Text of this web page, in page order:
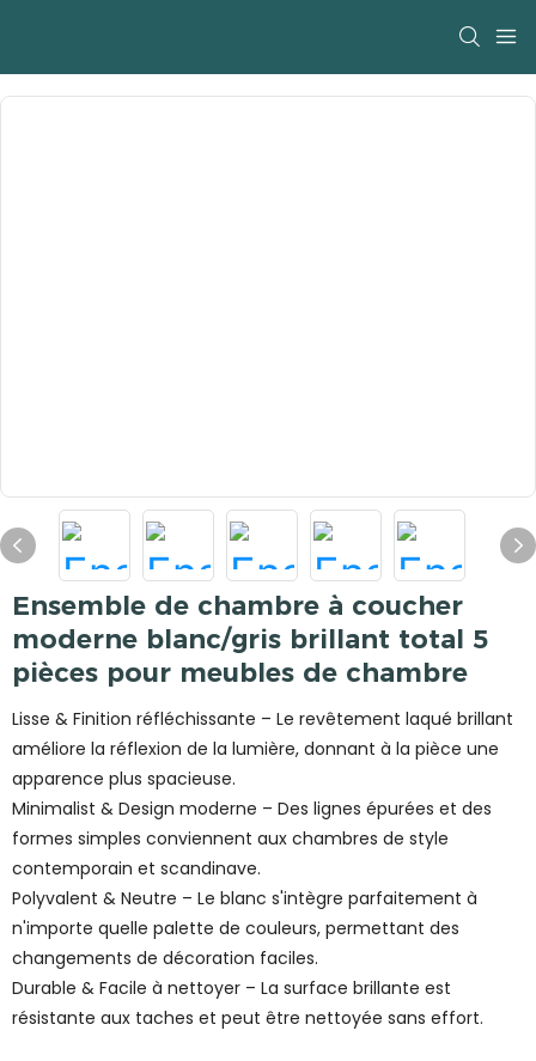
Ensemble de chambre à coucher
moderne blanc/gris brillant total 5
pièces pour meubles de chambre
Lisse & Finition réfléchissante – Le revêtement laqué brillant
améliore la réflexion de la lumière, donnant à la pièce une
apparence plus spacieuse.
Minimalist & Design moderne – Des lignes épurées et des
formes simples conviennent aux chambres de style
contemporain et scandinave.
Polyvalent & Neutre – Le blanc s'intègre parfaitement à
n'importe quelle palette de couleurs, permettant des
changements de décoration faciles.
Durable & Facile à nettoyer – La surface brillante est
résistante aux taches et peut être nettoyée sans effort.